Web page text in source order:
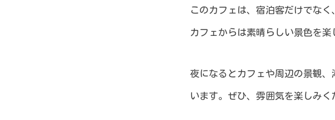
このカフェは、宿泊客だけでな
カフェからは素晴らしい景色を
夜になるとカフェや周辺の景観
います。ぜひ、雰囲気を楽しみく